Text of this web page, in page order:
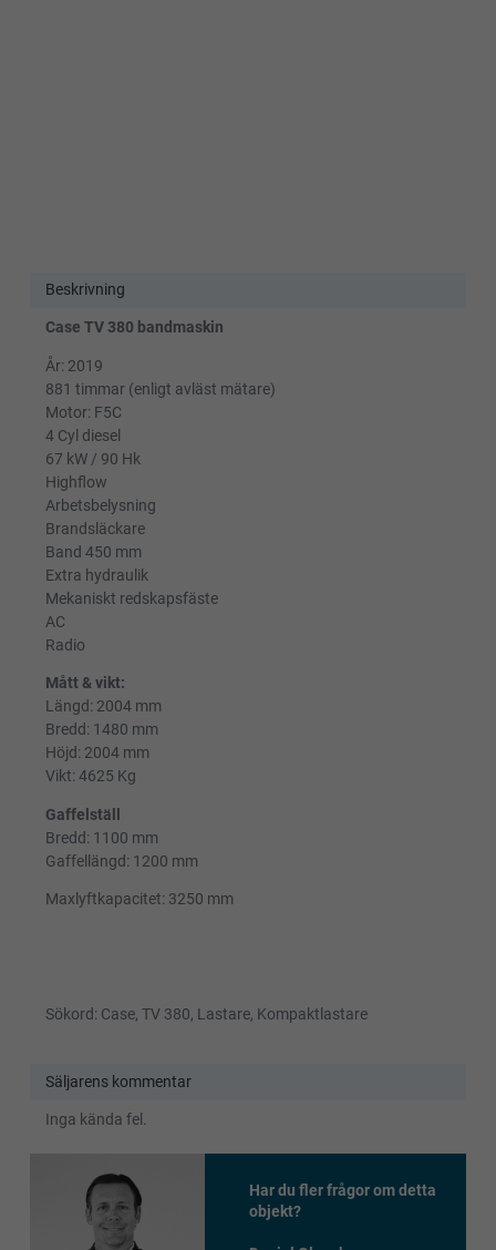
Beskrivning
Case TV 380 bandmaskin
År: 2019
881 timmar (enligt avläst mätare)
Motor: F5C
4 Cyl diesel
67 kW / 90 Hk
Highflow
Arbetsbelysning
Brandsläckare
Band 450 mm
Extra hydraulik
Mekaniskt redskapsfäste
AC
Radio
Mått & vikt:
Längd: 2004 mm
Bredd: 1480 mm
Höjd: 2004 mm
Vikt: 4625 Kg
Gaffelställ
Bredd: 1100 mm
Gaffellängd: 1200 mm
Maxlyftkapacitet: 3250 mm
Sökord: Case, TV 380, Lastare, Kompaktlastare
Säljarens kommentar
Inga kända fel.
Har du fler frågor om detta
objekt?